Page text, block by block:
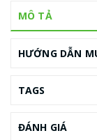
MÔ TẢ
HƯỚNG DẪN
TAGS
ĐÁNH GIÁ